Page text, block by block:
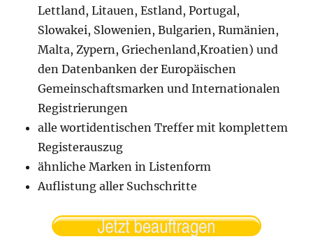
Lettland, Litauen, Estland, Portugal,
Slowakei, Slowenien, Bulgarien, Rumänien,
Malta, Zypern, Griechenland,Kroatien) und
den Datenbanken der Europäischen
Gemeinschaftsmarken und Internationalen
Registrierungen
alle wortidentischen Treffer mit komplettem
Registerauszug
ähnliche Marken in Listenform
Auflistung aller Suchschritte